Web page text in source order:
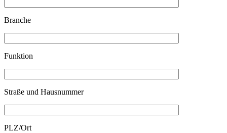
Branche
Funktion
Straße und Hausnummer
PLZ/Ort